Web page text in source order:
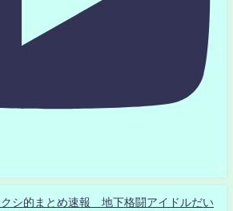
シ的まとめ速報 地下格闘アイドルだい